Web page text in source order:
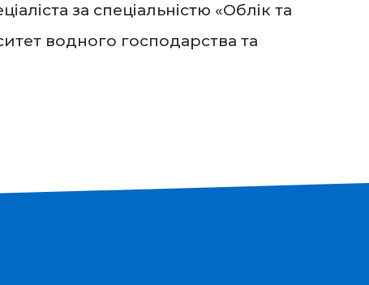
за спеціальністю «Облік та
водного господарства та